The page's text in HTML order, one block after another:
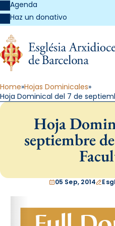
Agenda
Haz un donativo
Home Hojas Dominicales
Hoja Dominical del 7 de
Hoja
septiembre
05 Sep, 2014